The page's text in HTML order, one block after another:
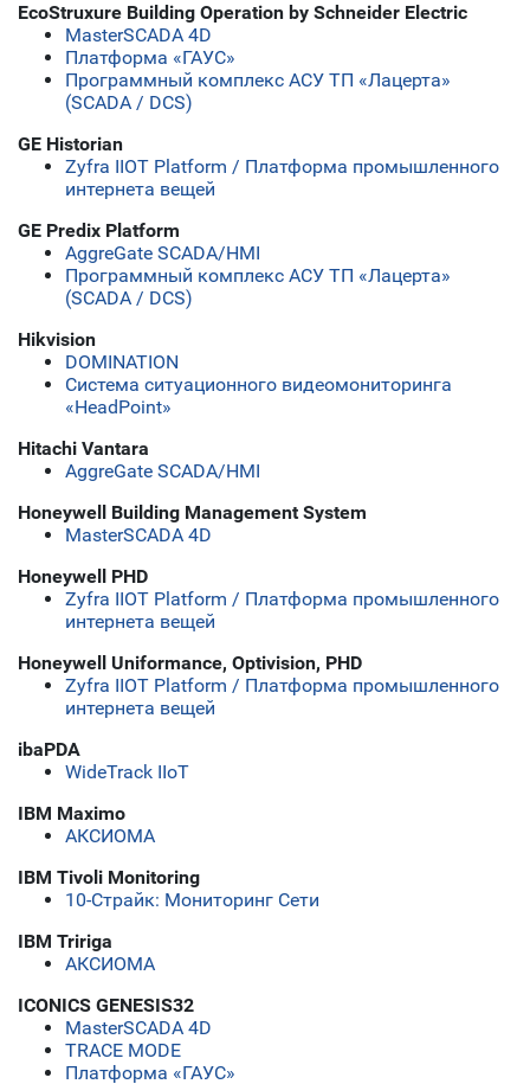
EcoStruxure Building Operation by Schneider Electric
MasterSCADA 4D
Платформа «ГАУС»
Программный комплекс АСУ ТП «Лацерта»
(SCADA / DCS)
GE Historian
Zyfra IIOT Platform / Платформа промышленного
интернета вещей
GE Predix Platform
AggreGate SCADA/HMI
Программный комплекс АСУ ТП «Лацерта»
(SCADA / DCS)
Hikvision
DOMINATION
Система ситуационного видеомониторинга
«HeadPoint»
Hitachi Vantara
AggreGate SCADA/HMI
Honeywell Building Management System
MasterSCADA 4D
Honeywell PHD
Zyfra IIOT Platform / Платформа промышленного
интернета вещей
Honeywell Uniformance, Optivision, PHD
Zyfra IIOT Platform / Платформа промышленного
интернета вещей
ibaPDA
WideTrack IIoT
IBM Maximo
АКСИОМА
IBM Tivoli Monitoring
10-Страйк: Мониторинг Сети
IBM Tririga
АКСИОМА
ICONICS GENESIS32
MasterSCADA 4D
TRACE MODE
Платформа «ГАУС»